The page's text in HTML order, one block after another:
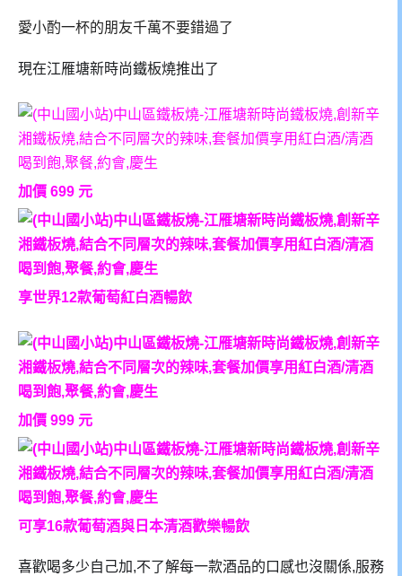
愛小酌一杯的朋友千萬不要錯過了
現在江雁塘新時尚鐵板燒推出了
加價 699 元
享世界12款葡萄紅白酒暢飲
加價 999 元
可享16款葡萄酒與日本清酒歡樂暢飲
喜歡喝多少自己加,不了解每一款酒品的口感也沒關係,服務